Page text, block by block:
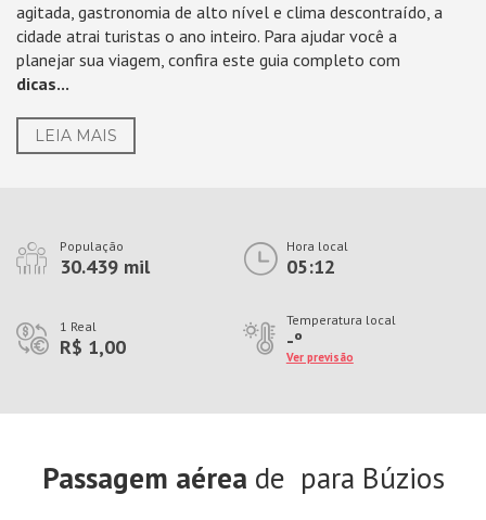
agitada, gastronomia de alto nível e clima descontraído, a
cidade atrai turistas o ano inteiro. Para ajudar você a
planejar sua viagem, confira este guia completo com
dicas...
LEIA MAIS
População
30.439 mil
Hora local
05:12
1 Real
R$ 1,00
Temperatura local
-º
Ver previsão
Passagem aérea de para Búzios